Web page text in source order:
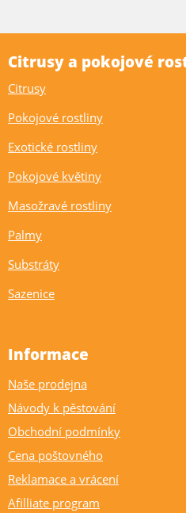
Citrusy a pokojové
Citrusy
Pokojové rostliny
Exotické rostliny
Pokojové květiny
Masožravé rostliny
Palmy
Substráty
Sazenice
Informace
Naše prodejna
Návody k pěstování
Obchodní podmínky
Cena poštovného
Reklamace a vrácení
Afilliate program